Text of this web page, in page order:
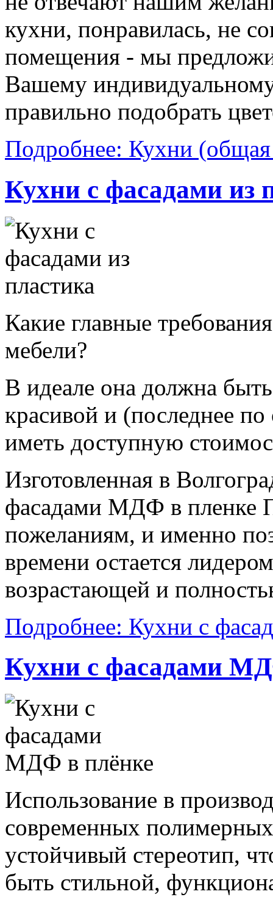
кухни, понравилась, не
помещения - мы
Вашему
правильно подобрать
Подробнее: Кухни
Кухни с фасадами из
Какие главные
мебели?
В идеале она должна
красивой и (последнее
иметь доступную
Изготовленная в
фасадами МДФ в пленке
пожеланиям, и именно
времени остается
возрастающей и
Подробнее: Кухни с
Кухни с фасадами
Использование в
современных
устойчивый стереотип,
быть стильной,